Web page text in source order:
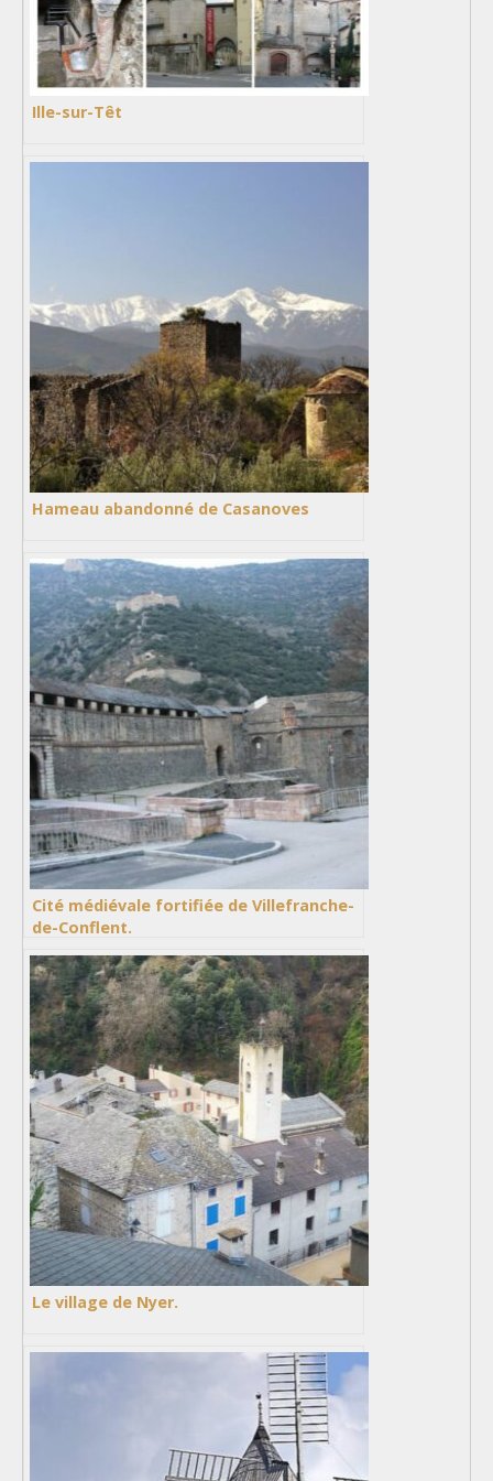
Ille-sur-Têt
Hameau abandonné de Casanoves
Cité médiévale fortifiée de Villefranche-
de-Conflent.
Le village de Nyer.